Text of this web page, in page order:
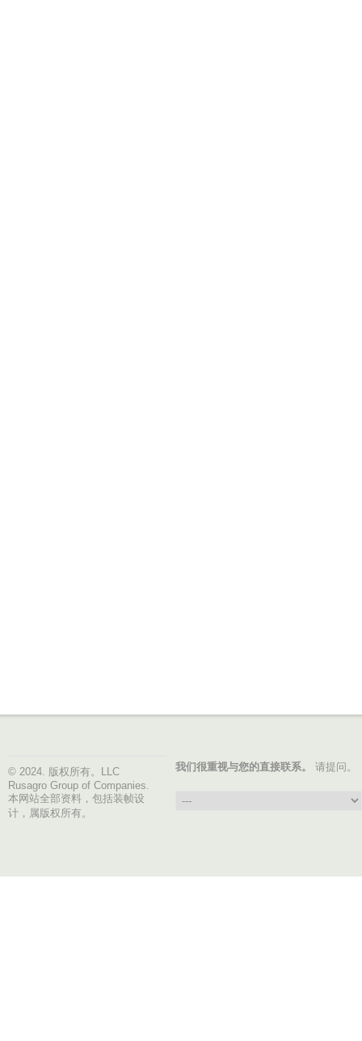
© 2024. 版权所有。LLC
Rusagro Group of Companies.
本网站全部资料，包括装帧设
计，属版权所有。
我们很重视与您的直接联系。 请提问。